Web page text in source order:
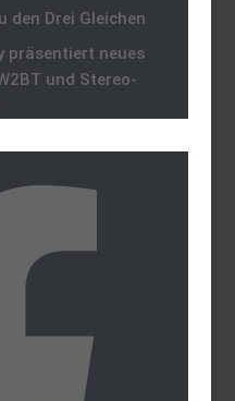
den Drei Gleichen
präsentiert neues
und Stereo-